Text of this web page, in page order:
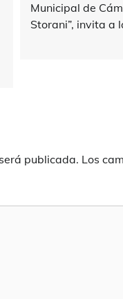
Municipal de
Storani”, invita a
publicada. Los